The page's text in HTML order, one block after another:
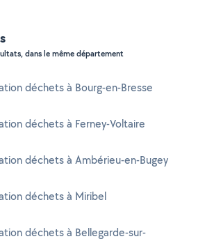
dans le même département
déchets à Bourg-en-Bresse
déchets à Ferney-Voltaire
déchets à Ambérieu-en-Bugey
déchets à Miribel
déchets à Bellegarde-sur-